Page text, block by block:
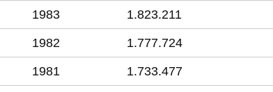
1983 1.823.211
1982 1.777.724
1981 1.733.477